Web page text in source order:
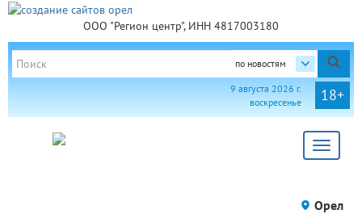
ООО "Регион центр", ИНН 4817003180
по новостям
18+
9 августа 2026 г.
воскресенье
Toggle
Орел